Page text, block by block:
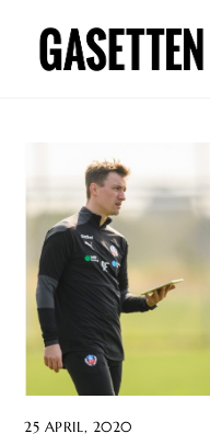
content
25 APRIL, 2020